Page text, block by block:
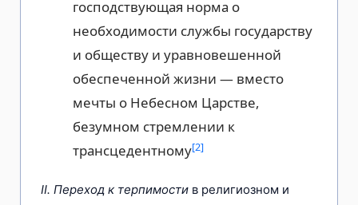
господствующая норма о
необходимости службы государству
и обществу и уравновешенной
обеспеченной жизни — вместо
мечты о Небесном Царстве,
безумном стремлении к
трансцедентному[2]
II. Переход к терпимости в религиозном и